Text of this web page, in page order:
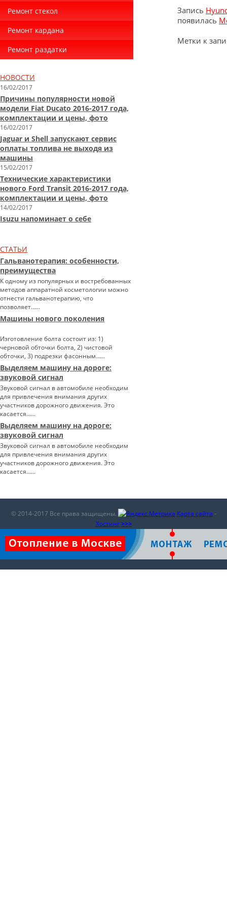
Ремонт стекол
Ремонт кардана
Ремонт раздатки
НОВОСТИ
16/02/2017
Причины популярности новой
модели Fiat Ducato 2016-2017 года,
комплектации и цены, фото
16/02/2017
Jaguar и Shell запускают сервис
оплаты топлива не выходя из
машины
15/02/2017
Технические характеристики
нового Ford Transit 2016-2017 года,
комплектации и цены, фото
14/02/2017
Isuzu напоминает о себе
СТАТЬИ
Гальванотерапия: особенности,
преимущества
К одному из популярных и востребованных
методов аппаратной косметологии можно
отнести гальванотерапию, что
позволяет…...
Машины нового поколения
Изготовление болта состоит из: 1)
черновой обточки болта, 2) чистовой
обточки, 3) подрезки фасонным…...
Выделяем машину на дороге:
звуковой сигнал
Звуковой сигнал в автомобиле необходим
для привлечения внимания других
участников дорожного движения. Это
касается…...
Выделяем машину на дороге:
звуковой сигнал
Звуковой сигнал в автомобиле необходим
для привлечения внимания других
участников дорожного движения. Это
касается…...
Запись
появилась
Метки к
© 2014-2017 Все права защищены. Карта сайта -
Хостинг >>>